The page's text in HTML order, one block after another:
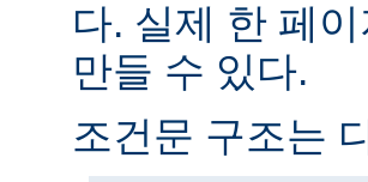
다. 실제 한 페
만들 수 있다.
조건문 구조는